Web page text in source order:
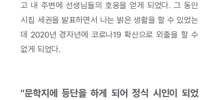
고 내 주변에 선생님들의 호응을 얻게 되었다. 그 동안
시집 세권을 발표하면서 나는 밝은 생활을 할 수 있었는
데 2020년 경자년에 코로나19 확산으로 외출을 할 수
없게 되었다.
"문학지에 등단을 하게 되어 정식 시인이 되었